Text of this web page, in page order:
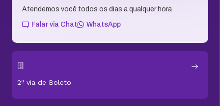
Atendemos você todos os dias a qualquer hora
Falar via Chat WhatsApp
2ª via de Boleto